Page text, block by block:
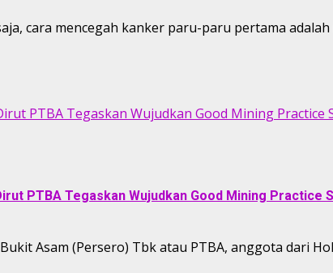
cara mencegah kanker paru-paru pertama
PTBA Tegaskan Wujudkan Good Mining Practice
PTBA Tegaskan Wujudkan Good Mining Practice
Asam (Persero) Tbk atau PTBA, anggota dari